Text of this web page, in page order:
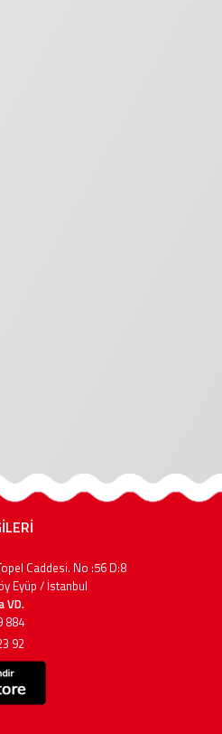
Caddesi. No :56 D:8
Eyüp / İstanbul
VD.
884
92